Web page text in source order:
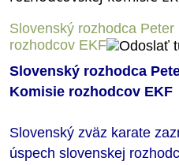
Slovenský rozhodca
rozhodcov EKF
Slovenský rozhodca
Komisie rozhodcov EKF
Slovenský zväz karate
úspech slovenskej